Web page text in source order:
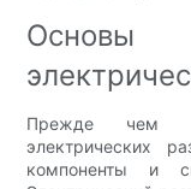
Прежде чем
электрических
компоненты и